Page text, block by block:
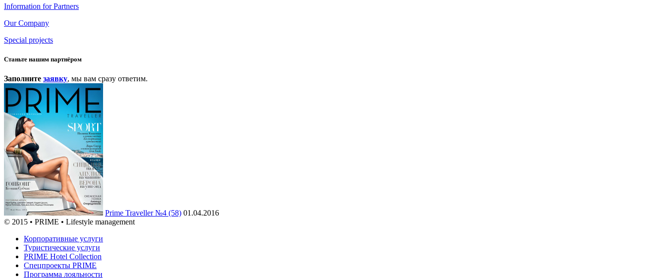
Information for Partners
Our Company
Special projects
Станьте нашим партнёром
Заполните заявку, мы вам сразу ответим.
Prime Traveller №4 (58) 01.04.2016
© 2015 • PRIME • Lifestyle management
Корпоративные услуги
Туристические услуги
PRIME Hotel Collection
Спецпроекты PRIME
Программа лояльности